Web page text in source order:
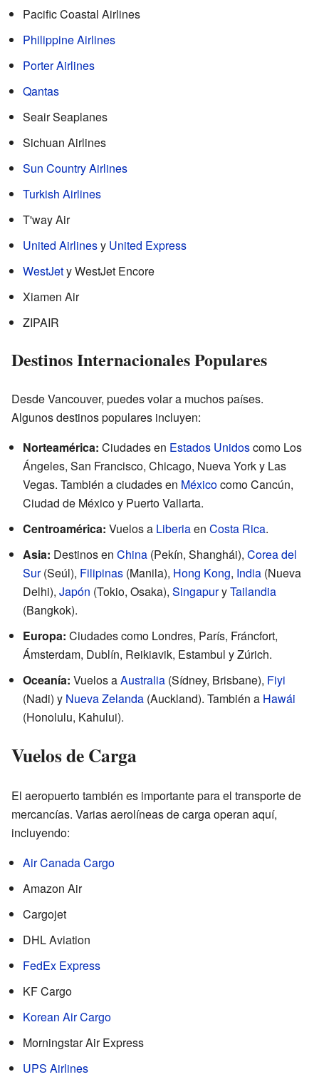
Pacific Coastal Airlines
Philippine Airlines
Porter Airlines
Qantas
Seair Seaplanes
Sichuan Airlines
Sun Country Airlines
Turkish Airlines
T'way Air
United Airlinesy United Express
WestJety WestJet Encore
Xiamen Air
ZIPAIR
Destinos Internacionales Populares
Desde Vancouver, puedes volar a muchos países.
Algunos destinos populares incluyen:
Norteamérica: Ciudades en Estados Unidoscomo Los
Ángeles, San Francisco, Chicago, Nueva York y Las
Vegas. También a ciudades en Méxicocomo Cancún,
Ciudad de México y Puerto Vallarta.
Centroamérica: Vuelos a Liberiaen Costa Rica.
Asia: Destinos en China (Pekín, Shanghái), Corea del
Sur(Seúl), Filipinas (Manila), Hong Kong, India (Nueva
Delhi), Japón (Tokio, Osaka), SingapuryTailandia
(Bangkok).
Europa: Ciudades como Londres, París, Fráncfort,
Ámsterdam, Dublín, Reikiavik, Estambul y Zúrich.
Oceanía: Vuelos aAustralia (Sídney, Brisbane), Fiyi
(Nadi) y Nueva Zelanda (Auckland). También a Hawái
(Honolulu, Kahului).
Vuelos de Carga
El aeropuerto también es importante para el transporte de
mercancías. Varias aerolíneas de carga operan aquí,
incluyendo:
Air Canada Cargo
Amazon Air
Cargojet
DHL Aviation
FedEx Express
KF Cargo
Korean Air Cargo
Morningstar Air Express
UPS Airlines